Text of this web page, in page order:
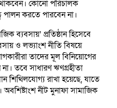
থাকবেন। কোনো পরিচালক
পালন করতে পারবেন না।
ব্যবসায়’ প্রতিষ্ঠান হিসেবে
ও লভ্যাংশ নীতি বিষয়ে
তাদের মূল বিনিয়োগের
তবে সাধারণ ঋণগ্রহীতা
শিথিলযোগ্য রাখা হয়েছে, যাতে
নীট মুনাফা সামাজিক